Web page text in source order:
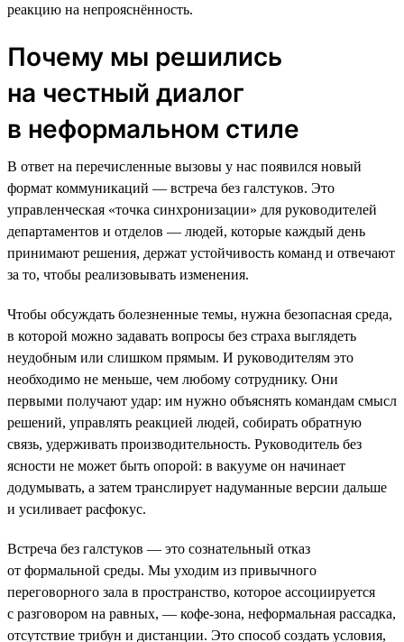
реакцию на непрояснённость.
Почему мы решились
на честный диалог
в неформальном стиле
В ответ на перечисленные вызовы у нас появился новый
формат коммуникаций — встреча без галстуков. Это
управленческая «точка синхронизации» для руководителей
департаментов и отделов — людей, которые каждый день
принимают решения, держат устойчивость команд и отвечают
за то, чтобы реализовывать изменения.
Чтобы обсуждать болезненные темы, нужна безопасная среда,
в которой можно задавать вопросы без страха выглядеть
неудобным или слишком прямым. И руководителям это
необходимо не меньше, чем любому сотруднику. Они
первыми получают удар: им нужно объяснять командам смысл
решений, управлять реакцией людей, собирать обратную
связь, удерживать производительность. Руководитель без
ясности не может быть опорой: в вакууме он начинает
додумывать, а затем транслирует надуманные версии дальше
и усиливает расфокус.
Встреча без галстуков — это сознательный отказ
от формальной среды. Мы уходим из привычного
переговорного зала в пространство, которое ассоциируется
с разговором на равных, — кофе-зона, неформальная рассадка,
отсутствие трибун и дистанции. Это способ создать условия,